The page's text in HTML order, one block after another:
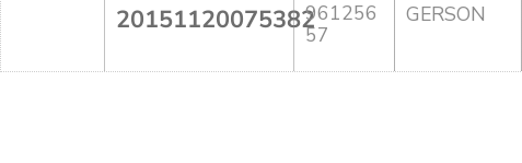
20151120075382961256
57
GERSON